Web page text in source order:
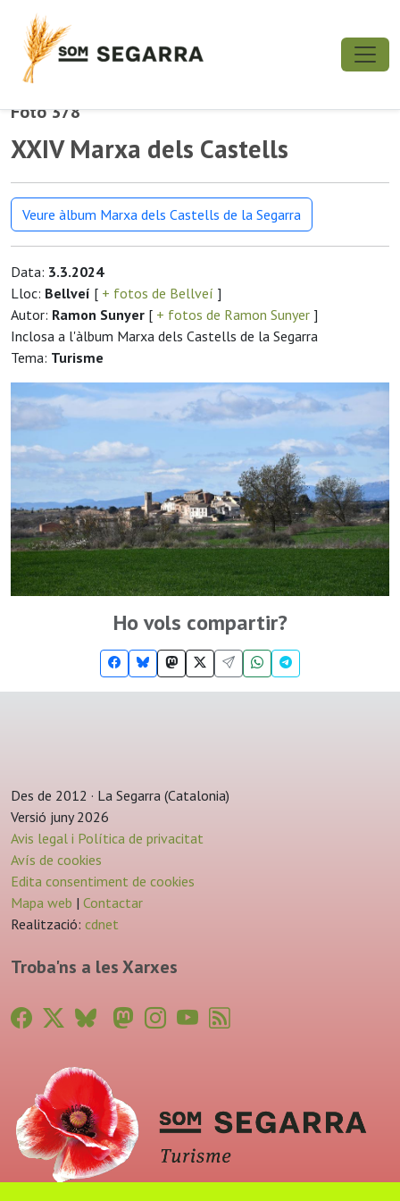
Foto 378
XXIV Marxa dels Castells
Veure àlbum Marxa dels Castells de la Segarra
Data: 3.3.2024
Lloc: Bellveí [ + fotos de Bellveí ]
Autor: Ramon Sunyer [ + fotos de Ramon Sunyer ]
Inclosa a l'àlbum Marxa dels Castells de la Segarra
Tema: Turisme
Ho vols compartir?
Des de 2012 · La Segarra (Catalonia)
Versió juny 2026
Avis legal i Política de privacitat
Avís de cookies
Edita consentiment de cookies
Mapa web | Contactar
Realització: cdnet
Troba'ns a les Xarxes